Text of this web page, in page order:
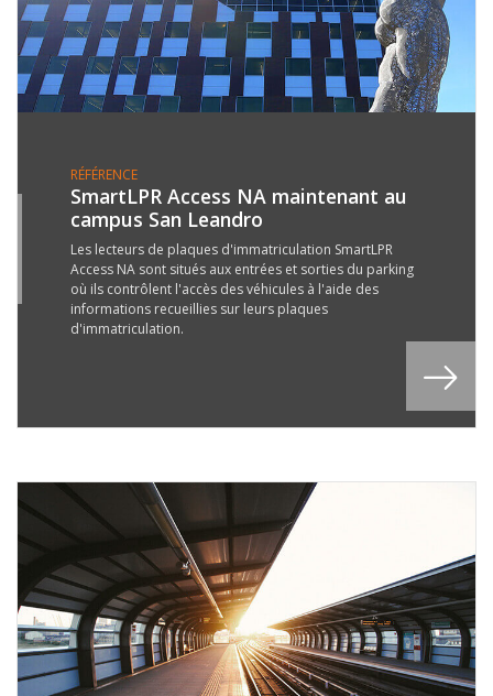
RÉFÉRENCE
SmartLPR Access NA maintenant au
campus San Leandro
Les lecteurs de plaques d'immatriculation SmartLPR
Access NA sont situés aux entrées et sorties du parking
où ils contrôlent l'accès des véhicules à l'aide des
informations recueillies sur leurs plaques
d'immatriculation.